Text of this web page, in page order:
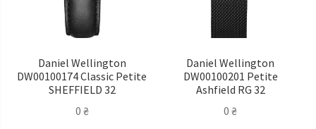
Daniel Wellington
DW00100174 Classic Petite
SHEFFIELD 32
0 ₴
Daniel Wellington
DW00100201 Petite
Ashfield RG 32
0₴